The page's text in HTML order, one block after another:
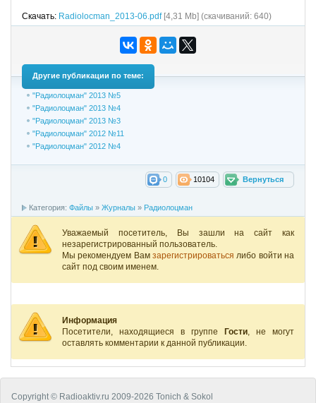
Скачать: Radiolocman_2013-06.pdf[4,31 Mb] (cкачиваний: 640)
Другие публикации по теме:
"Радиолоцман" 2013 №5
"Радиолоцман" 2013 №4
"Радиолоцман" 2013 №3
"Радиолоцман" 2012 №11
"Радиолоцман" 2012 №4
Вернуться
10104
0
Категория: Файлы » Журналы » Радиолоцман
Уважаемый посетитель, Вы зашли на сайт как
незарегистрированный пользователь.
Мы рекомендуем Вам зарегистрироватьсялибо войти на
сайт под своим именем.
Информация
Посетители, находящиеся в группе
Гости, не могут
оставлять комментарии к данной публикации.
Copyright © Radioaktiv.ru 2009-2026 Tonich & Sokol